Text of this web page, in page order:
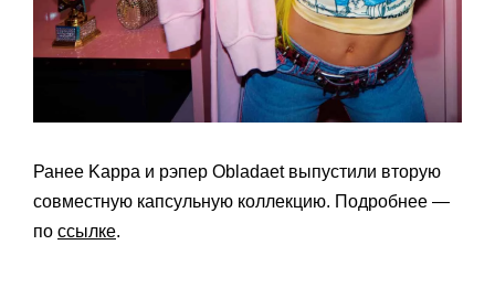
Ранее Kappa и рэпер Obladaet выпустили вторую
совместную капсульную коллекцию. Подробнее —
по ссылке.